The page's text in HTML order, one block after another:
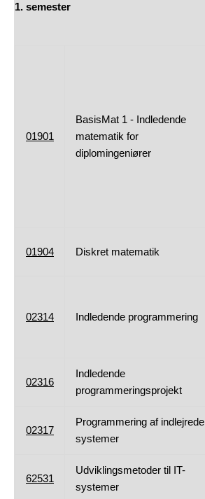
1. semester
01901
BasisMat 1 - Indledende
matematik for
diplomingeniører
01904 Diskret matematik
02314 Indledende programmering
02316
Indledende
programmeringsprojekt
02317
Programmering af indlejrede
systemer
62531
Udviklingsmetoder til IT-
systemer